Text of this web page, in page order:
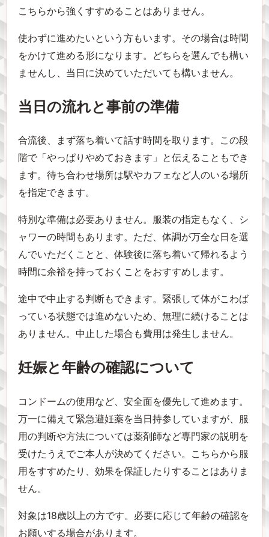
こちらから強くすすめることはありません。
使わずに進めたいという方もいます。その場合は時間
をかけて進める形になります。どちらを選んでも構い
ませんし、当日に決めていただいても構いません。
当日の流れと事前の準備
合流後、まず落ち着いて話す時間を取ります。この段
階で「やっぱりやめておきます」と伝えることもでき
ます。待ち合わせ場所は駅やカフェなど人のいる場所
を指定できます。
特別な準備は必要ありません。服装の指定もなく、シ
ャワーの時間もあります。ただ、体調が万全な日を選
んでいただくことと、体験後に落ち着いて帰れるよう
時間に余裕を持っておくことをおすすめします。
途中で中止する判断もできます。緊張して体がこわば
っている状態では進めないため、無理に続けることは
ありません。中止した場合も費用は発生しません。
妊娠と年齢の確認について
コンドームの使用など、安全面を優先して進めます。
万一に備えて緊急避妊薬を当日持参していますが、服
用の判断や方法については薬剤師など専門家の説明を
受けたうえでご本人が決めてください。こちらから服
用をすすめたり、効果を保証したりすることはありま
せん。
対象は18歳以上の方です。必要に応じて年齢の確認を
お願いする場合があります。